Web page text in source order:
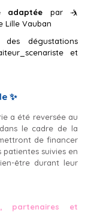
adaptée par 🤺
Lille Vauban
dégustations
et
✨
a été reversée au
le cadre de la
de financer
patientes suivies en
être durant leur
partenaires et